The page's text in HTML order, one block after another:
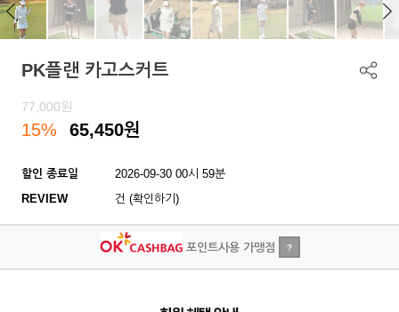
PK플랜 카고스커트
77,000원
15% 65,450원
할인 종료일
2026-09-30 00시 59분
REVIEW
건 (확인하기)
포인트사용 가맹점 ?